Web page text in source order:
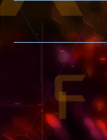
NEWS
ニュース
オーバーブ
クロスブース
エクストリ
MAXI
マキシブース